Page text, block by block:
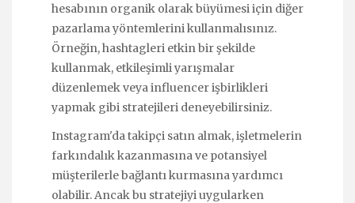
hesabının organik olarak büyümesi için diğer
pazarlama yöntemlerini kullanmalısınız.
Örneğin, hashtagleri etkin bir şekilde
kullanmak, etkileşimli yarışmalar
düzenlemek veya influencer işbirlikleri
yapmak gibi stratejileri deneyebilirsiniz.
Instagram'da takipçi satın almak, işletmelerin
farkındalık kazanmasına ve potansiyel
müşterilerle bağlantı kurmasına yardımcı
olabilir. Ancak bu stratejiyi uygularken